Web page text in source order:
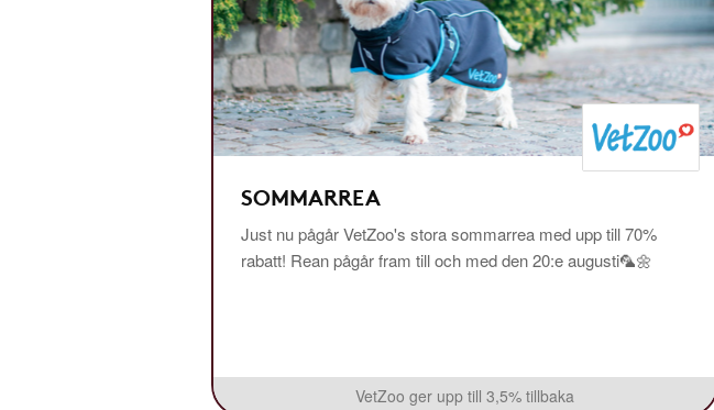
SOMMARREA
Just nu pågår VetZoo's stora sommarrea med upp till 70%
rabatt! Rean pågår fram till och med den 20:e augusti🦜🌼
VetZoo ger upp till 3,5% tillbaka